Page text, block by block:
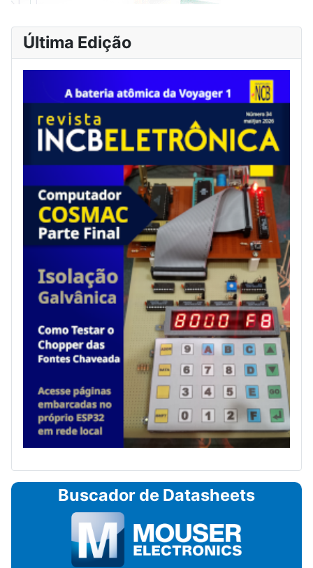
Última Edição
Buscador de Datasheets